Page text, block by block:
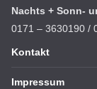
Nachts + Sonn-
0171 – 3630190 /
Kontakt
Impressum